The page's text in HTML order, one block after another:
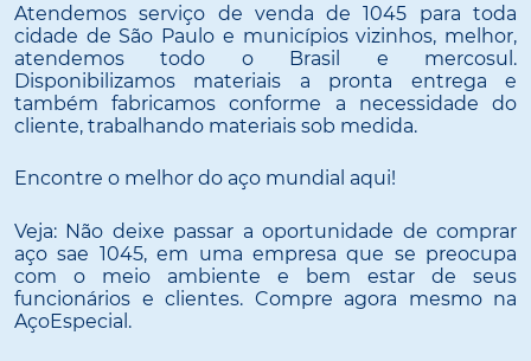
Atendemos serviço de venda de 1045 para toda
cidade de São Paulo e municípios vizinhos, melhor,
atendemos todo o Brasil e mercosul.
Disponibilizamos materiais a pronta entrega e
também fabricamos conforme a necessidade do
cliente, trabalhando materiais sob medida.
Encontre o melhor do aço mundial aqui!
Veja: Não deixe passar a oportunidade de comprar
aço sae 1045, em uma empresa que se preocupa
com o meio ambiente e bem estar de seus
funcionários e clientes. Compre agora mesmo na
AçoEspecial.